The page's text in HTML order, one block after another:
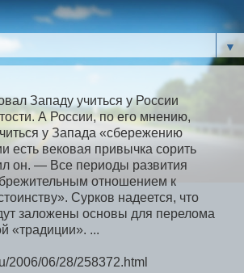
▼
Западу учиться у России
А России, по его мнению,
у Запада «сбережению
есть вековая привычка сорить
он. — Все периоды развития
отношением к
Сурков надеется, что
заложены основы для перелома
«традиции». ...
2006/06/28/258372.html